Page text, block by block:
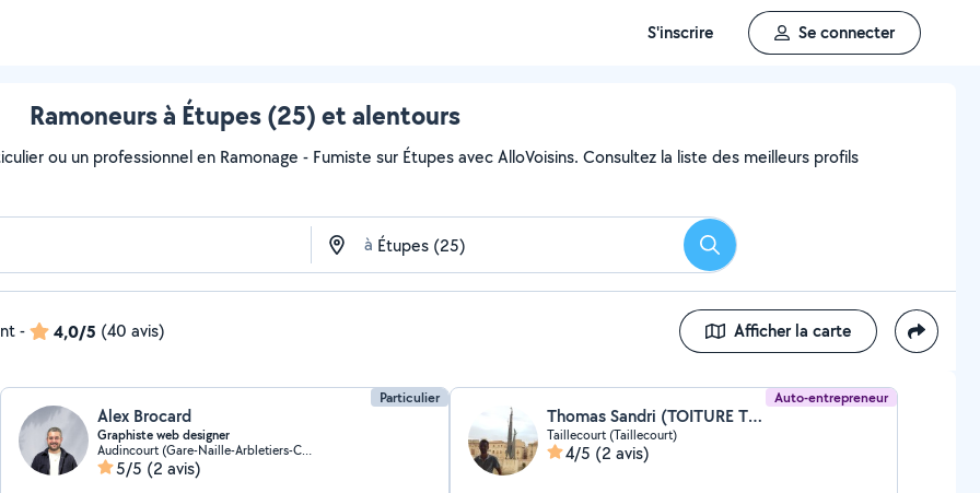
S'inscrire Se connecter
Ramoneurs à Étupes (25) et alentours
ou un professionnel en Ramonage - Fumiste sur Étupes avec AlloVoisins. Consultez la liste des meilleurs profils
à Rechercher
- 4,0/5 (40 avis) Afficher la carte
Particulier
Alex Brocard
Graphiste web designer
Audincourt (Gare-Naille-Arbletiers-Cantons)
5/5 (2 avis)
Auto-entrepreneur
Thomas Sandri (TOITURE THOMAS)
Taillecourt (Taillecourt)
4/5 (2 avis)